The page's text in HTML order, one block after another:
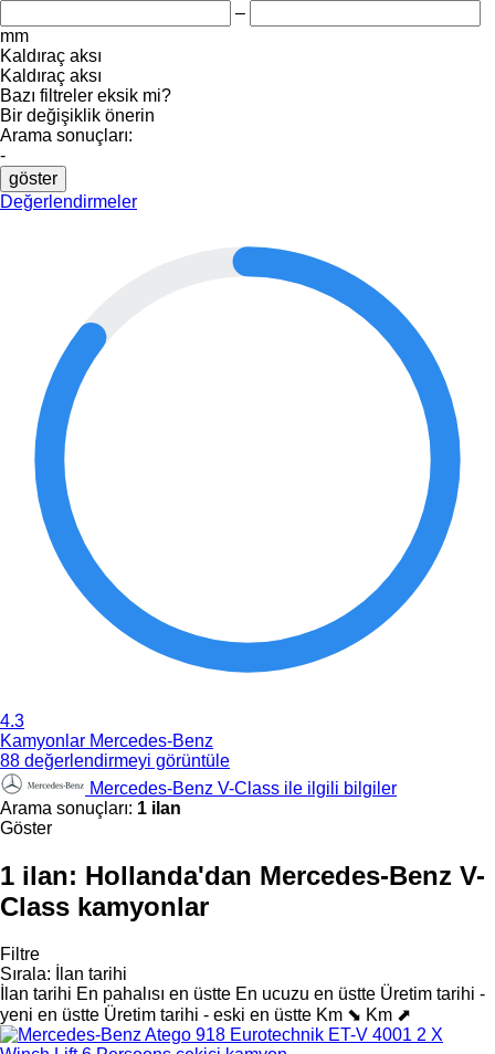
–
mm
Kaldıraç aksı
Kaldıraç aksı
Bazı filtreler eksik mi?
Bir değişiklik önerin
Arama sonuçları:
-
göster
Değerlendirmeler
4.3
Kamyonlar Mercedes-Benz
88 değerlendirmeyi görüntüle
Mercedes-Benz V-Class ile ilgili bilgiler
Arama sonuçları: 1 ilan
Göster
1 ilan: Hollanda'dan Mercedes-Benz V-
Class kamyonlar
Filtre
Sırala:
İlan tarihi
İlan tarihi En pahalısı en üstte En ucuzu en üstte Üretim tarihi -
yeni en üstte Üretim tarihi - eski en üstte Km ⬊ Km ⬈